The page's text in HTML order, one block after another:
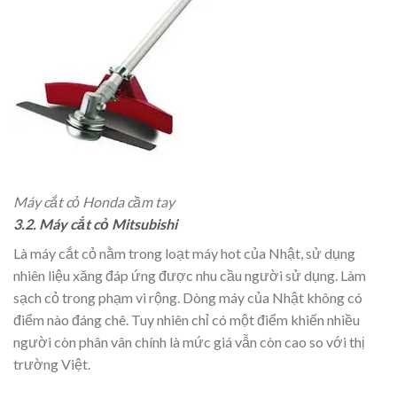
Máy cắt cỏ Honda cầm tay
3.2. Máy cắt cỏ Mitsubishi
Là máy cắt cỏ nằm trong loạt máy hot của Nhật, sử dụng
nhiên liệu xăng đáp ứng được nhu cầu người sử dụng. Làm
sạch cỏ trong phạm vi rộng. Dòng máy của Nhật không có
điểm nào đáng chê. Tuy nhiên chỉ có một điểm khiến nhiều
người còn phân vân chính là mức giá vẫn còn cao so với thị
trường Việt.